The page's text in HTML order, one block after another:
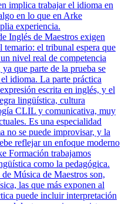
implica trabajar el idioma en
en lo que en Arke
experiencia.
Inglés de Maestros exigen
temario: el tribunal espera que
nivel real de competencia
que parte de la prueba se
idioma. La parte práctica
escrita en inglés, y el
lingüística, cultura
CLIL y comunicativa, muy
Es una especialidad
no se puede improvisar, y la
reflejar un enfoque moderno
Formación trabajamos
como la pedagógica.
Música de Maestros son,
las que más exponen al
puede incluir interpretación